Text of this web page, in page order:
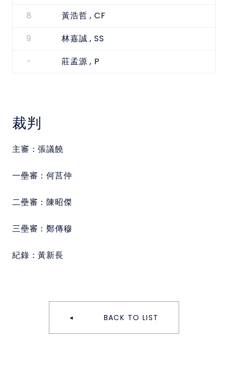
8
黃浩哲 , CF
9
林嘉誠 , SS
-
莊孟源 , P
裁判
主審：張議饒
一壘審：何莒仲
二壘審： 陳昭傑
三壘審：鄭傳穆
紀錄：黃新長
BACK TO LIST